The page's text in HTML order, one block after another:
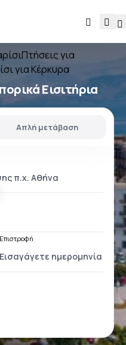
Πτήσεις για
για Κέρκυρα
Εισιτήρια
Απλή μετάβαση
Επιστροφή